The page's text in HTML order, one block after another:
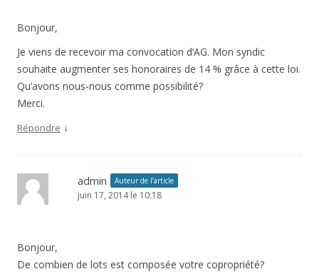
Bonjour,
Je viens de recevoir ma convocation d’AG. Mon syndic
souhaite augmenter ses honoraires de 14 % grâce à cette loi.
Qu’avons nous-nous comme possibilité?
Merci.
Répondre ↓
admin Auteur de l’article
juin 17, 2014 le 10:18
Bonjour,
De combien de lots est composée votre copropriété?